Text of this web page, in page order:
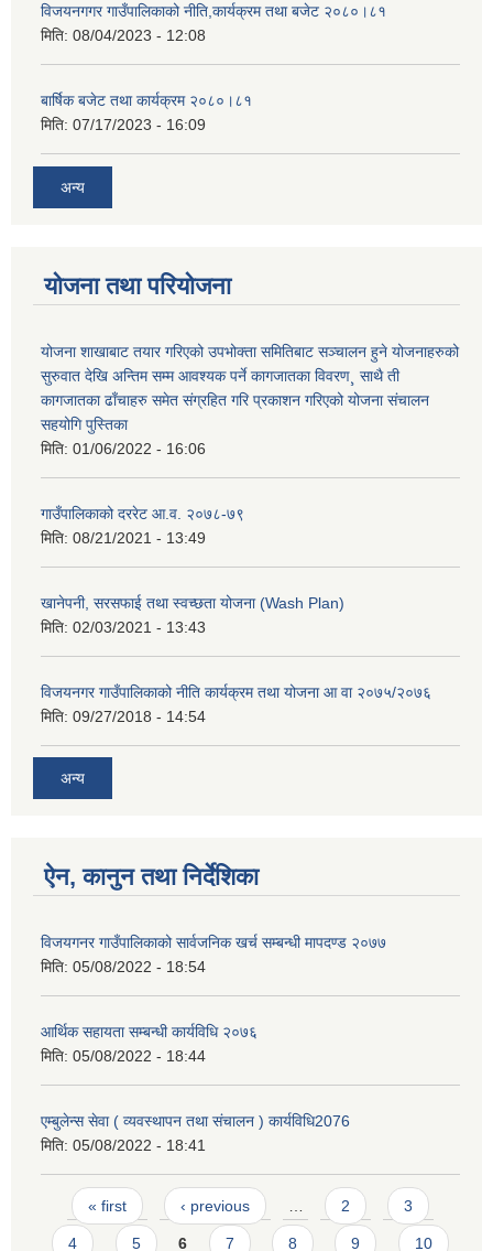
विजयनगगर गाउँपालिकाको नीति,कार्यक्रम तथा बजेट २०८०।८१
मिति: 08/04/2023 - 12:08
बार्षिक बजेट तथा कार्यक्रम २०८०।८१
मिति: 07/17/2023 - 16:09
अन्य
योजना तथा परियोजना
योजना शाखाबाट तयार गरिएको उपभोक्ता समितिबाट सञ्चालन हुने योजनाहरुको
सुरुवात देखि अन्तिम सम्म आवश्यक पर्ने कागजातका विवरण¸ साथै ती
कागजातका ढाँचाहरु समेत संग्रहित गरि प्रकाशन गरिएको योजना संचालन
सहयोगि पुस्तिका
मिति: 01/06/2022 - 16:06
गाउँपालिकाको दररेट आ.व. २०७८-७९
मिति: 08/21/2021 - 13:49
खानेपनी, सरसफाई तथा स्वच्छता योजना (Wash Plan)
मिति: 02/03/2021 - 13:43
विजयनगर गाउँपालिकाको नीति कार्यक्रम तथा योजना आ वा २०७५/२०७६
मिति: 09/27/2018 - 14:54
अन्य
ऐन, कानुन तथा निर्देशिका
विजयगनर गाउँपालिकाको सार्वजनिक खर्च सम्बन्धी मापदण्ड २०७७
मिति: 05/08/2022 - 18:54
आर्थिक सहायता सम्बन्धी कार्यविधि २०७६
मिति: 05/08/2022 - 18:44
एम्बुलेन्स सेवा ( व्यवस्थापन तथा संचालन ) कार्यविधि2076
मिति: 05/08/2022 - 18:41
Pages
« first ‹ previous 2 3
4 5 6 7 8 9 10